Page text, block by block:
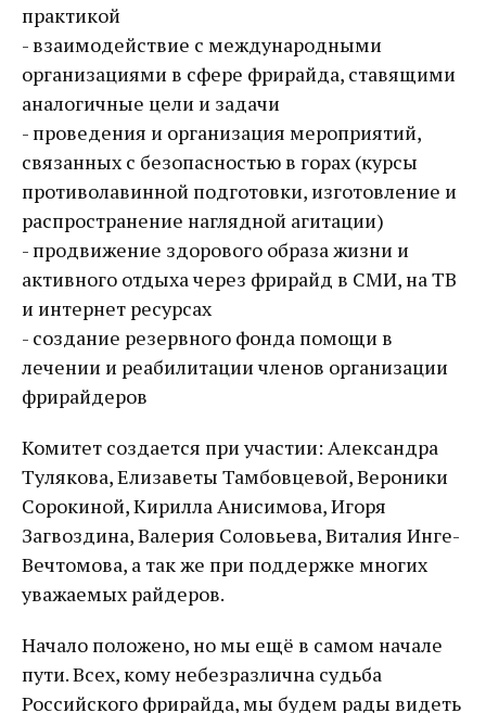
практикой
- взаимодействие с международными
организациями в сфере фрирайда, ставящими
аналогичные цели и задачи
- проведения и организация мероприятий,
связанных с безопасностью в горах (курсы
противолавинной подготовки, изготовление и
распространение наглядной агитации)
- продвижение здорового образа жизни и
активного отдыха через фрирайд в СМИ, на ТВ
и интернет ресурсах
- создание резервного фонда помощи в
лечении и реабилитации членов организации
фрирайдеров
Комитет создается при участии: Александра
Тулякова, Елизаветы Тамбовцевой, Вероники
Сорокиной, Кирилла Анисимова, Игоря
Загвоздина, Валерия Соловьева, Виталия Инге-
Вечтомова, а так же при поддержке многих
уважаемых райдеров.
Начало положено, но мы ещё в самом начале
пути. Всех, кому небезразлична судьба
Российского фрирайда, мы будем рады видеть